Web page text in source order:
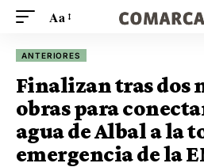
Aa
ANTERIORES
Finalizan tras dos
obras para
agua de Albal a la
emergencia de la